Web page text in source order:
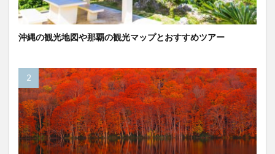
沖縄の観光地図や那覇の観光マップとおすすめツアー